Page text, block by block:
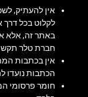
אין להעתיק,
לקלוט בכל
באתר זה, אלא
חברת טלר
אין בכתבות
הכתבות נועדו
חומר פרסומי